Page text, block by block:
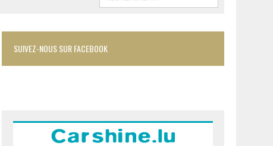
SUIVEZ-NOUS SUR FACEBOOK